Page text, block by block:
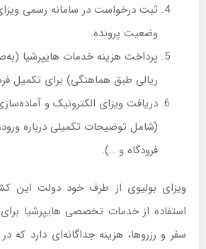
ثبت درخواست در سامانه رسمی
وضعیت پرونده.
پرداخت هزینه خدمات هایپرشیا
ریالی طبق هماهنگی) برای تکمیل
دریافت ویزای الکترونیک و
(شامل توضیحات تکمیلی درباره
فرودگاه و …).
ویزای بولیوی از طرف خود دولت این
استفاده از خدمات تخصصی هایپرشیا برای
سفر و رزروها، هزینه جداگانه‌ای دارد